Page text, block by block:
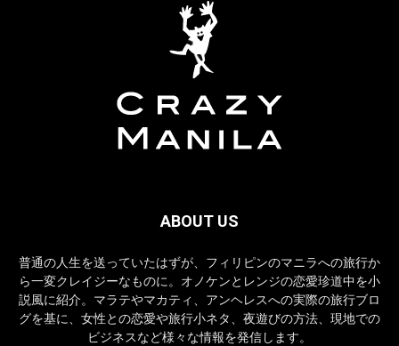
ABOUT US
普通の人生を送っていたはずが、フィリピンのマニラへの旅行か
ら一変クレイジーなものに。オノケンとレンジの恋愛珍道中を小
説風に紹介。マラテやマカティ、アンヘレスへの実際の旅行ブロ
グを基に、女性との恋愛や旅行小ネタ、夜遊びの方法、現地での
ビジネスなど様々な情報を発信します。